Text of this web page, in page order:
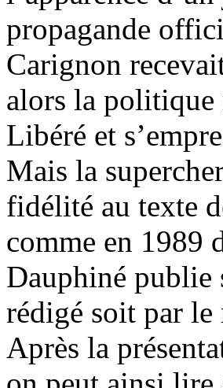
propagande
Carignon
alors la politique
Libéré et
Mais la
fidélité au texte
comme en 1989
Dauphiné publie
rédigé soit par le
Après la